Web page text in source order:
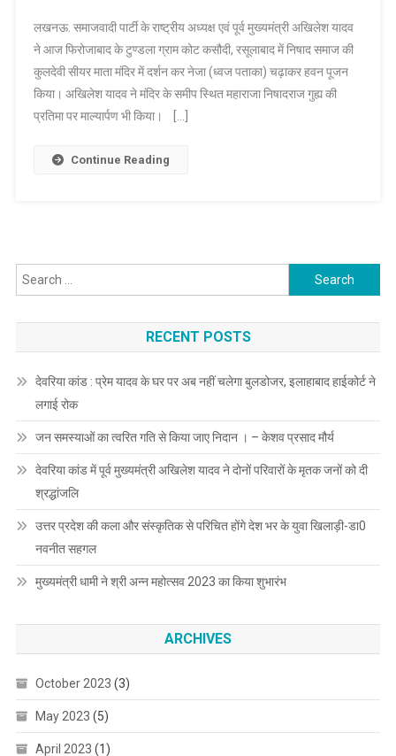
में
निषाद
समाज
की
अखिलेश
यादव
लखनऊ. समाजवादी पार्टी के राष्ट्रीय अध्यक्ष एवं पूर्व मुख्यमंत्री अखिलेश यादव
ने आज फिरोजाबाद के टुण्डला ग्राम कोट कसौदी, रसूलाबाद में निषाद समाज की
कुलदेवी सीयर माता मंदिर में दर्शन कर नेजा (ध्वज पताका) चढ़ाकर हवन पूजन
किया। अखिलेश यादव ने मंदिर के समीप स्थित महाराजा निषादराज गुह्य की
प्रतिमा पर माल्यार्पण भी किया। […]
Continue Reading
Search
for:
RECENT POSTS
देवरिया कांड : प्रेम यादव के घर पर अब नहीं चलेगा बुलडोजर, इलाहाबाद हाईकोर्ट ने
लगाई रोक
जन समस्याओं का त्वरित गति से किया जाए निदान । – केशव प्रसाद मौर्य
देवरिया कांड में पूर्व मुख्यमंत्री अखिलेश यादव ने दोनों परिवारों के मृतक जनों को दी
श्रद्धांजलि
उत्तर प्रदेश की कला और संस्कृतिक से परिचित होंगे देश भर के युवा खिलाड़ी-डा0
नवनीत सहगल
मुख्यमंत्री धामी ने श्री अन्न महोत्सव 2023 का किया शुभारंभ
ARCHIVES
October 2023 (3)
May 2023 (5)
April 2023 (1)